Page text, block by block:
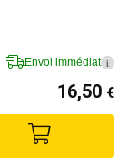
Envoi immédiat i
16,50 €